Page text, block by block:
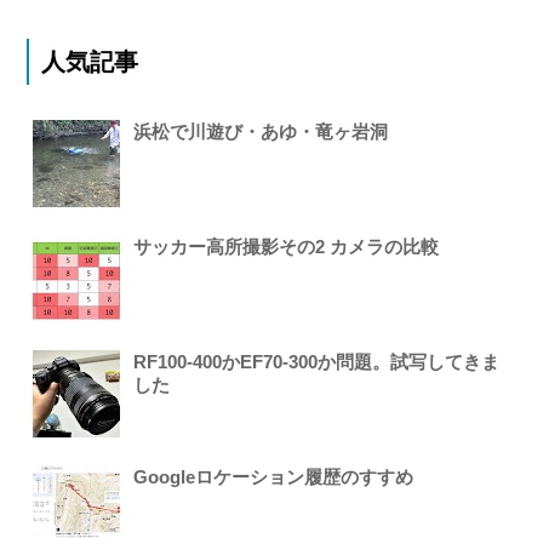
人気記事
浜松で川遊び・あゆ・竜ヶ岩洞
サッカー高所撮影その2 カメラの比較
RF100-400かEF70-300か問題。試写してきま
した
Googleロケーション履歴のすすめ